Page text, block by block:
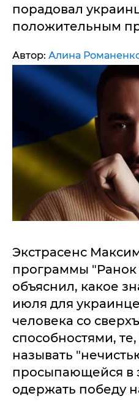
порадовал
положительным
Автор: Алина
Экстрасенс
программы "Ранок
объяснил, какое
июля для
человека со
способностями,
называть
просыпающейся в
одержать победу